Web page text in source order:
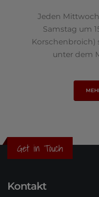
Jeden
Samstag um
Korschenbroich)
unter dem
Get in Touch
Kontakt